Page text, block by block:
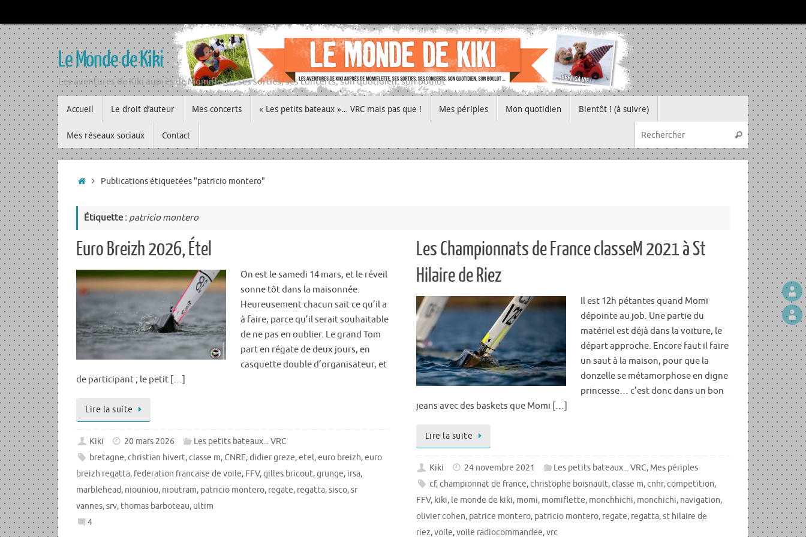
au
contenu
Le Monde de Kiki
Les aventures de Kiki auprès de Momiflette, ses sorties, ses concerts, son quotidien, son boulot
au
contenu
Accueil Le droit d’auteur Mes concerts « Les petits bateaux »… VRC mais pas que ! Mes périples Mon quotidien Bientôt ! (à suivre)
Mes réseaux sociaux Contact
Recherche
Rechercher
Accueil
Publications étiquetées "patricio montero"
Étiquette : patricio montero
Euro Breizh 2026, Étel
On est le samedi 14 mars, et le réveil
sonne tôt dans la maisonnée.
Heureusement chacun sait ce qu’il a
à faire, parce qu’il serait souhaitable
de ne pas en oublier. Le grand Tom
part en régate de deux jours, en
casquette double d’organisateur, et
de participant ; le petit […]
Lire la suite
Kiki 20 mars 2026
Les petits bateaux... VRC
bretagne,christian hivert,classe m,CNRE,didier greze,etel,euro breizh,euro
breizh regatta, federation francaise de voile, FFV,gilles bricout,grunge, irsa,
marblehead, niouniou, nioutram, patricio montero, regate, regatta,sisco,sr
vannes,srv, thomas barboteau, ultim
4
Les Championnats de France classeM 2021 à St
Hilaire de Riez
Il est 12h pétantes quand Momi
dépointe au job. Une partie du
matériel est déjà dans la voiture, le
départ approche. Encore faut il faire
un saut à la maison, pour que la
donzelle se métamorphose en digne
princesse… c’est donc dans un bon
jeans avec des baskets que Momi […]
Lire la suite
Kiki 24 novembre 2021 Les petits bateaux... VRC, Mes périples
cf,championnat de france,christophe boisnault,classe m,cnhr,competition,
FFV, kiki, le monde de kiki, momi, momiflette, monchhichi, monchichi, navigation,
olivier cohen, patrice montero, patricio montero, regate, regatta,st hilaire de
riez,voile,voile radiocommandee,vrc